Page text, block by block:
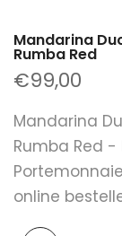
Mandarina
Rumba Red
€99,00
Mandarina
Rumba Red -
online